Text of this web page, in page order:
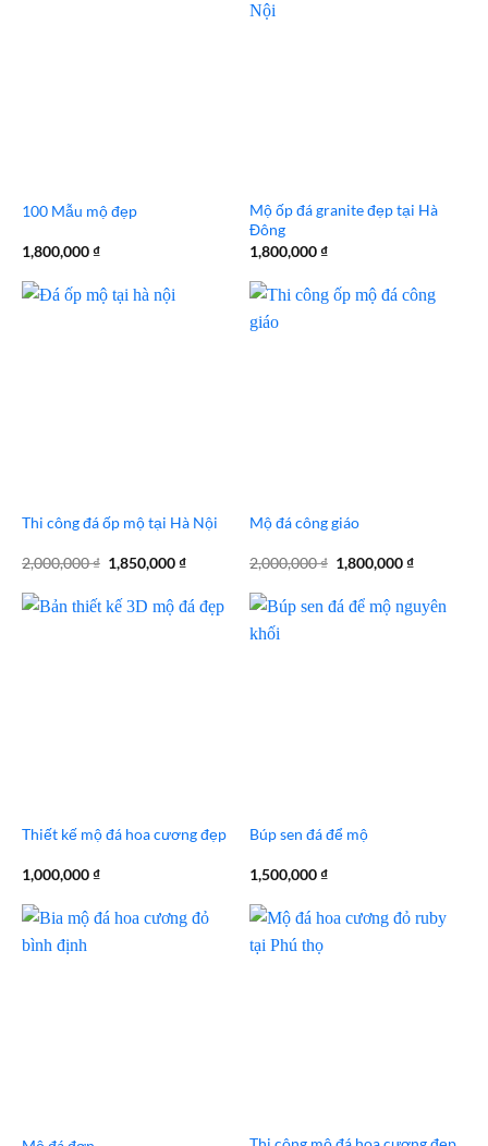
100 Mẫu mộ đẹp
1,800,000₫
Mộ ốp đá granite đẹp tại Hà
Đông
1,800,000₫
Thi công đá ốp mộ tại Hà Nội
2,000,000₫ Giá
gốc
2,000,000 ₫.
1,850,000₫Giá
là:
Mộ đá công giáo
2,000,000₫ Giá
gốc
2,000,000 ₫.
1,800,000₫Giá
là:
Thiết kế mộ đá hoa cương đẹp
1,000,000₫
Búp sen đá để mộ
1,500,000₫